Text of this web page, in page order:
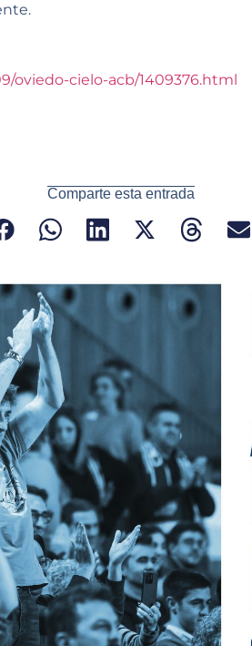
oviedo-cielo-acb/1409376.html
Comparte esta entrada